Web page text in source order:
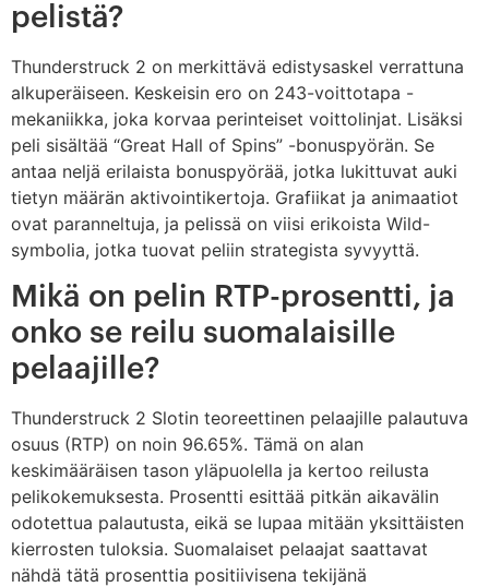
pelistä?
Thunderstruck 2 on merkittävä edistysaskel verrattuna
alkuperäiseen. Keskeisin ero on 243-voittotapa -
mekaniikka, joka korvaa perinteiset voittolinjat. Lisäksi
peli sisältää “Great Hall of Spins” -bonuspyörän. Se
antaa neljä erilaista bonuspyörää, jotka lukittuvat auki
tietyn määrän aktivointikertoja. Grafiikat ja animaatiot
ovat paranneltuja, ja pelissä on viisi erikoista Wild-
symbolia, jotka tuovat peliin strategista syvyyttä.
Mikä on pelin RTP-prosentti, ja
onko se reilu suomalaisille
pelaajille?
Thunderstruck 2 Slotin teoreettinen pelaajille palautuva
osuus (RTP) on noin 96.65%. Tämä on alan
keskimääräisen tason yläpuolella ja kertoo reilusta
pelikokemuksesta. Prosentti esittää pitkän aikavälin
odotettua palautusta, eikä se lupaa mitään yksittäisten
kierrosten tuloksia. Suomalaiset pelaajat saattavat
nähdä tätä prosenttia positiivisena tekijänä